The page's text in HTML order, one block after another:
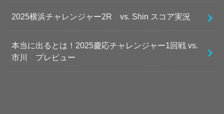
2025横浜チャレンジャー2R vs. Shin スコア実況
本当に出るとは！2025慶応チャレンジャー1回戦 vs.
市川 プレビュー